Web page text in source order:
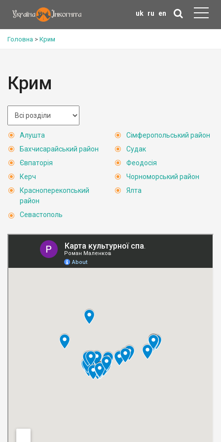
uk ru en
Головна > Крим
Крим
Алушта
Бахчисарайський район
Євпаторія
Керч
Красноперекопський
район
Севастополь
Сімферопольський район
Судак
Феодосія
Чорноморський район
Ялта